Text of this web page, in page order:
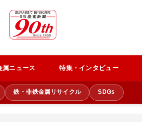
属ニュース 特集・インタビュー
鉄・非鉄金属リサイクル SDGs